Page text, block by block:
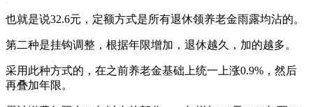
也就是说32.6元，定额方式是所有退休领养老金雨露均沾的。
第二种是挂钩调整，根据年限增加，退休越久，加的越多。
采用此种方式的，在之前养老金基础上统一上涨0.9%，然后
再叠加年限。